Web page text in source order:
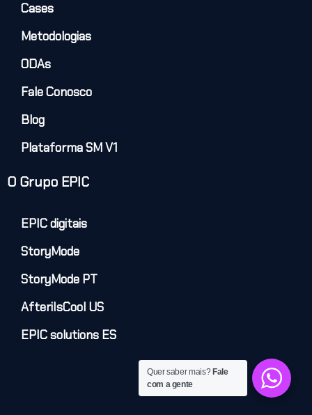
Cases
Metodologias
ODAs
Fale Conosco
Blog
Plataforma SM V1
O Grupo EPIC
EPIC digitais
StoryMode
StoryMode PT
AfteriIsCool US
EPIC solutions ES
Quer saber mais? Fale
com a gente